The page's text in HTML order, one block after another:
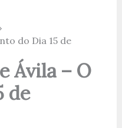
do Dia 15 de
Ávila – O
de